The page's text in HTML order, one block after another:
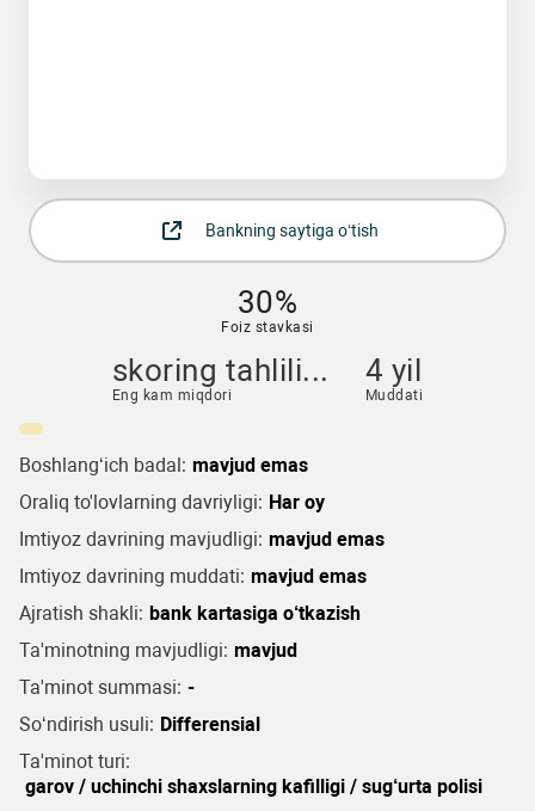
Bankning saytiga o‘tish
30%
Foiz stavkasi
skoring tahlili...
Eng kam miqdori
4 yil
Muddati
Boshlang‘ich badal: mavjud emas
Oraliq to'lovlarning davriyligi: Har oy
Imtiyoz davrining mavjudligi: mavjud emas
Imtiyoz davrining muddati: mavjud emas
Ajratish shakli: bank kartasiga o‘tkazish
Ta'minotning mavjudligi: mavjud
Ta'minot summasi: -
So‘ndirish usuli: Differensial
Ta'minot turi:
garov / uchinchi shaxslarning kafilligi / sug‘urta polisi